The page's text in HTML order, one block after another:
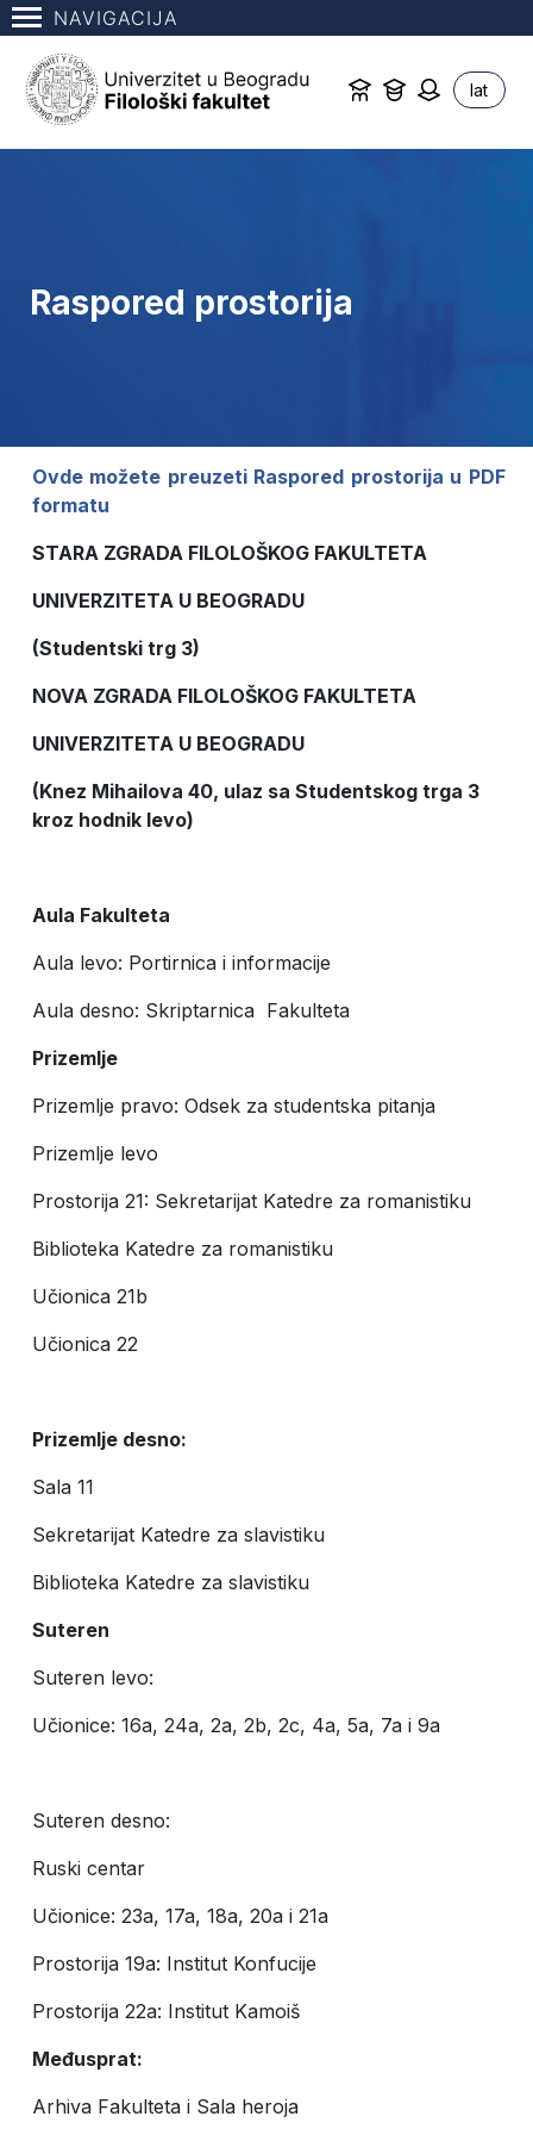
NAVIGACIJA
lat
Raspored prostorija
Ovde možete preuzeti Raspored prostorija u PDF
formatu
STARA ZGRADA FILOLOŠKOG FAKULTETA
UNIVERZITETA U BEOGRADU
(Studentski trg 3)
NOVA ZGRADA FILOLOŠKOG FAKULTETA
UNIVERZITETA U BEOGRADU
(Knez Mihailova 40, ulaz sa Studentskog trga 3
kroz hodnik levo)
Aula Fakulteta
Aula levo: Portirnica i informacije
Aula desno: Skriptarnica Fakulteta
Prizemlje
Prizemlje pravo: Odsek za studentska pitanja
Prizemlje levo
Prostorija 21: Sekretarijat Katedre za romanistiku
Biblioteka Katedre za romanistiku
Učionica 21b
Učionica 22
Prizemlje desno:
Sala 11
Sekretarijat Katedre za slavistiku
Biblioteka Katedre za slavistiku
Suteren
Suteren levo:
Učionice: 16a, 24a, 2a, 2b, 2c, 4a, 5a, 7a i 9a
Suteren desno:
Ruski centar
Učionice: 23a, 17a, 18a, 20a i 21a
Prostorija 19a: Institut Konfucije
Prostorija 22a: Institut Kamoiš
Međusprat:
Arhiva Fakulteta i Sala heroja